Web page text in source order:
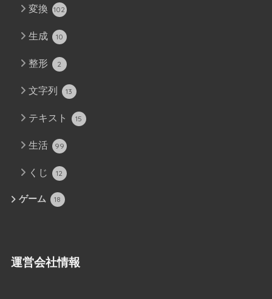
変換 102
生成 10
整形 2
文字列 13
テキスト 15
生活 99
くじ 12
ゲーム 18
運営会社情報